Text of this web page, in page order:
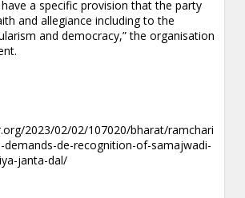
a specific provision that the party
and allegiance including to the
and democracy,” the organisation
2023/02/02/107020/bharat/ramchari
de-recognition-of-samajwadi-
janta-dal/